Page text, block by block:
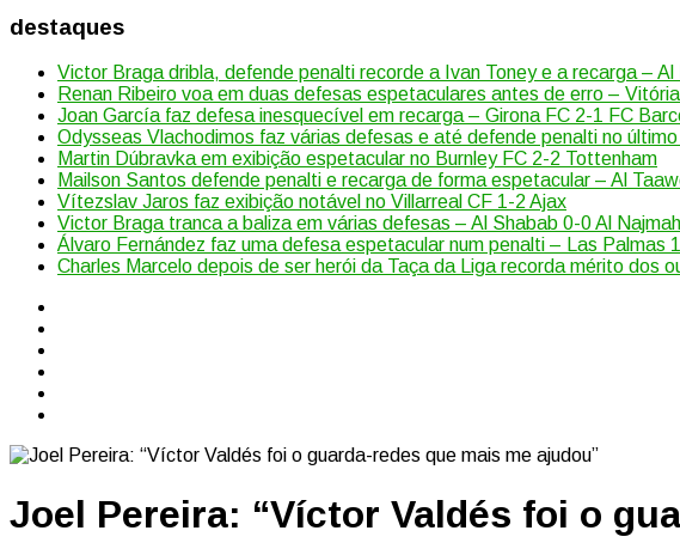
destaques
Victor Braga dribla, defende penalti recorde a Ivan Toney e a recarga – Al
Renan Ribeiro voa em duas defesas espetaculares antes de erro –
Joan García faz defesa inesquecível em recarga – Girona FC 2-1 FC
Odysseas Vlachodimos faz várias defesas e até defende penalti no
Martin Dúbravka em exibição espetacular no Burnley FC 2-2 Tottenham
Mailson Santos defende penalti e recarga de forma espetacular – Al
Vítezslav Jaros faz exibição notável no Villarreal CF 1-2 Ajax
Victor Braga tranca a baliza em várias defesas – Al Shabab 0-0 Al Najmah
Álvaro Fernández faz uma defesa espetacular num penalti – Las Palmas
Charles Marcelo depois de ser herói da Taça da Liga recorda mérito dos
Joel Pereira: “Víctor Valdés foi o